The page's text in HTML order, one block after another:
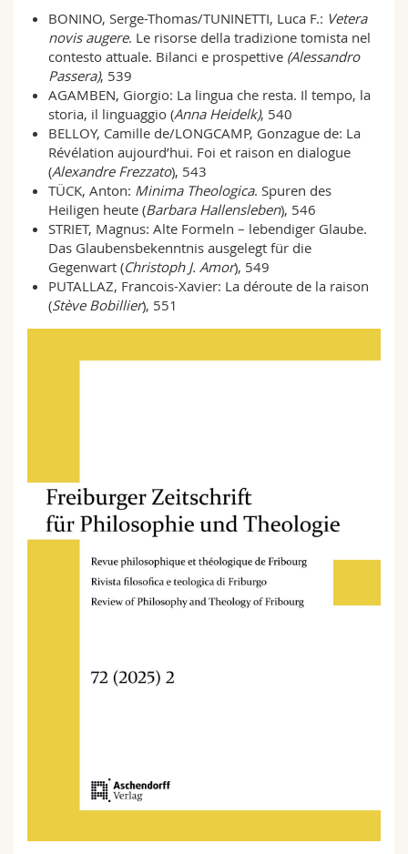
BONINO, Serge-Thomas/TUNINETTI, Luca F.: Vetera
novis augere. Le risorse della tradizione tomista nel
contesto attuale. Bilanci e prospettive(Alessandro
Passera), 539
AGAMBEN, Giorgio: La lingua che resta. Il tempo, la
storia, il linguaggio (Anna Heidelk), 540
BELLOY, Camille de/LONGCAMP, Gonzague de: La
Révélation aujourd’hui. Foi et raison en dialogue
(Alexandre Frezzato), 543
TÜCK, Anton: Minima Theologica. Spuren des
Heiligen heute (Barbara Hallensleben), 546
STRIET, Magnus: Alte Formeln – lebendiger Glaube.
Das Glaubens­bekenntnis ausgelegt für die
Gegenwart (Christoph J. Amor), 549
PUTALLAZ, Francois-Xavier: La déroute de la raison
(Stève Bobillier), 551